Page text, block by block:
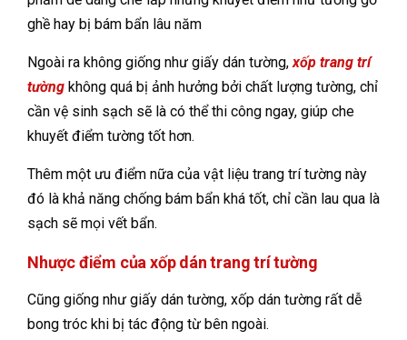
ghề hay bị bám bẩn lâu năm
Ngoài ra không giống như giấy dán tường,xốp trang trí
tường không quá bị ảnh hưởng bởi chất lượng tường, chỉ
cần vệ sinh sạch sẽ là có thể thi công ngay, giúp che
khuyết điểm tường tốt hơn.
Thêm một ưu điểm nữa của vật liệu trang trí tường này
đó là khả năng chống bám bẩn khá tốt, chỉ cần lau qua là
sạch sẽ mọi vết bẩn.
Nhược điểm của xốp dán trang trí tường
Cũng giống như giấy dán tường, xốp dán tường rất dễ
bong tróc khi bị tác động từ bên ngoài.